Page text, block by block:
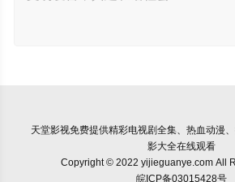
天堂影视免费提供精彩电视剧全集、热血动漫
影大全在线观看
Copyright © 2022 yijieguanye.com All
皖ICP备03015428号